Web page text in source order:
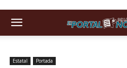
Estatal Portada